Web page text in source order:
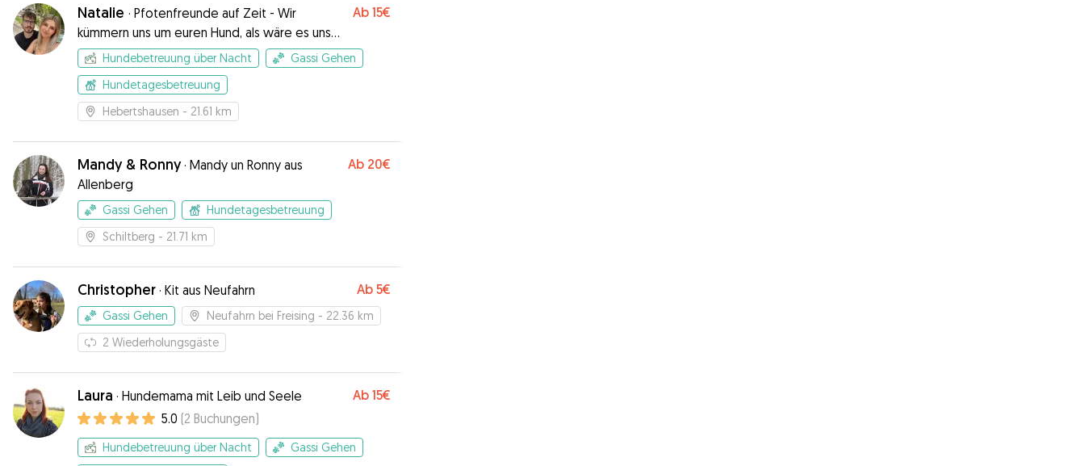
Natalie · Pfotenfreunde auf Zeit - Wir
kümmern uns um euren Hund, als wäre es unser
eigener!
Ab 15€
Hundebetreuung über Nacht
Gassi Gehen
Hundetagesbetreuung
Hebertshausen - 21.61 km
Mandy & Ronny· Mandy un Ronny aus
Allenberg
Ab 20€
Gassi Gehen
Hundetagesbetreuung
Schiltberg - 21.71 km
Christopher · Kit aus Neufahrn Ab 5€
Gassi Gehen Neufahrn bei Freising - 22.36 km
2 Wiederholungsgäste
Laura · Hundemama mit Leib und Seele Ab 15€
5.0 (2 Buchungen)
Hundebetreuung über Nacht
Gassi Gehen